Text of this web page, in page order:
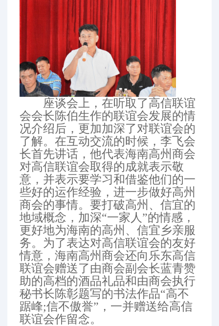
座谈会上，在听取了高信联谊
会会长陈伯生作的联谊会发展的情
况介绍后，更加加深了对联谊会的
了解。在互动交流的时候，李飞会
长首先讲话，他代表海南高州商会
对高信联谊会取得的成就表示敬
意，并表示要学习和借鉴他们的一
些好的运作经验，进一步做好高州
商会的事情。要打破高州、信宜的
地域概念，加深“一家人”的情感，
更好地为海南的高州、信宜乡亲服
务。为了表达对高信联谊会的友好
情意，海南高州商会还向乐东高信
联谊会赠送了由商会副会长蓝青赞
助的高档的酒品礼品和由商会执行
秘书长陈彰题写的书法作品“高不
踞峰;信不傲誉”，一并赠送给高信
联谊会作留念。